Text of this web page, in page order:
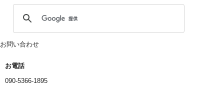
お問い合わせ
お電話
090-5366-1895